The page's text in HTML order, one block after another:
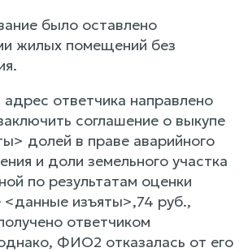
было оставлено
жилых помещений без
ответчика направлено
соглашение о выкупе
долей в праве аварийного
и доли земельного участка
по результатам оценки
<данные изъяты>,74 руб.,
ответчиком
ФИО2 отказалась от его